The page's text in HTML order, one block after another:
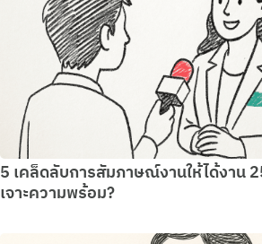
5 เคล็ดลับการสัมภาษณ์งานให้ได้งาน
เจาะความพร้อม?